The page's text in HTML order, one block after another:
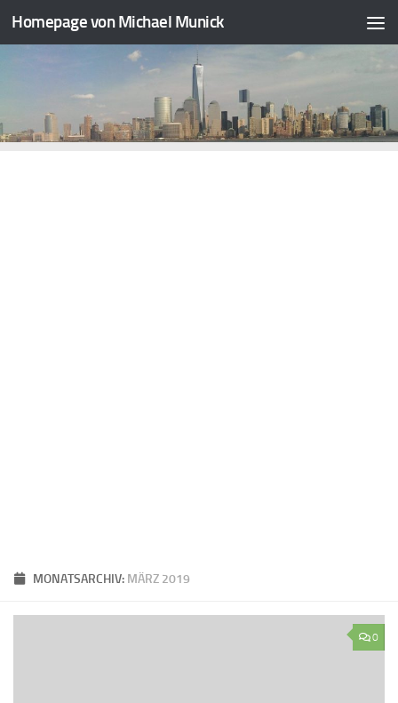
Zum Inhalt springen
Homepage von Michael Munick
MONATSARCHIV: MÄRZ 2019
0